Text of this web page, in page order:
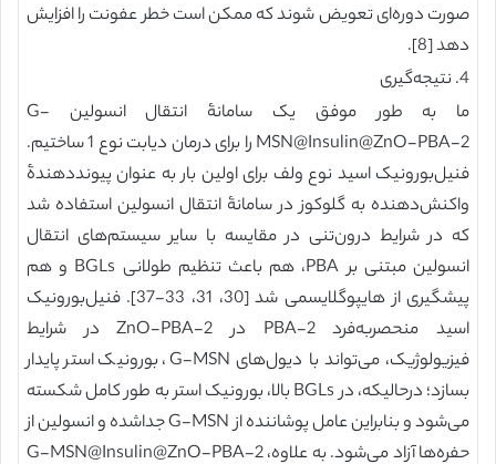
صورت دوره‌ای تعویض شوند که ممکن است خطر عفونت را افزایش
دهد [8].
4. نتیجه‌گیری
ما به طور موفق یک سامانۀ انتقال انسولین G-
MSN@Insulin@ZnO-PBA-2 را برای درمان دیابت نوع 1 ساختیم.
فنیل‌بورونیک اسید نوع ولف برای اولین بار به عنوان پیونددهندۀ
واکنش‌دهنده به گلوکوز در سامانۀ انتقال انسولین استفاده شد
که در شرایط درون‌تنی در مقایسه با سایر سیستم‌های انتقال
انسولین مبتنی بر PBA، هم باعث تنظیم طولانی BGLs و هم
پیشگیری از هایپوگلایسمی شد [30، 31، 33-37]. فنیل‌بورونیک
اسید منحصربه‌فرد PBA-2 در ZnO-PBA-2 در شرایط
فیزیولوژیک، می‌تواند با دیول‌های G-MSN، بورونیک استر پایدار
بسازد؛ درحالیکه، در BGLs بالا، بورونیک استر به طور کامل شکسته
می‌شود و بنابراین عامل پوشاننده از G-MSN جداشده و انسولین از
حفره‌ها آزاد می‌شود. به علاوه، G-MSN@Insulin@ZnO-PBA-2